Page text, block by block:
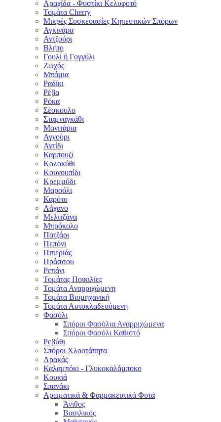
Αραχίδα - Φυστίκι Κελυφοτό
Τομάτα Cherry
Μικρές Συσκευασίες Κηπευτικών Σπόρων
Αγκινάρα
Αντζούρι
Βλήτο
Γουλί ή Γογγύλι
Ζωχός
Μπάμια
Ραδίκι
Ρέβα
Ρόκα
Σέσκουλο
Σταμναγκάθι
Μανιτάρια
Αγγούρι
Αντίδι
Καρπουζι
Κολοκύθι
Κουνουπίδι
Κρεμμύδι
Μαρούλι
Καρότο
Λάχανο
Μελιτζάνα
Μπρόκολο
Πατζάρι
Πεπόνι
Πιπεριάς
Πράσσου
Ρεπάνι
Τομάτας Ποικιλίες
Τομάτα Αναρριχώμενη
Τομάτα Βιομηχανική
Τομάτα Αυτοκλαδευόμενη
Φασόλι
Σπόροι Φασόλια Αναρριχώμενα
Σπόροι Φασόλι Καθιστό
Ρεβύθι
Σπόροι Χλοοτάπητα
Αρακάς
Καλαμπόκι - Γλυκοκαλάμποκο
Κουκιά
Σπανάκι
Αρωματικά & Φαρμακευτικά Φυτά
Άνιθος
Βασιλικός